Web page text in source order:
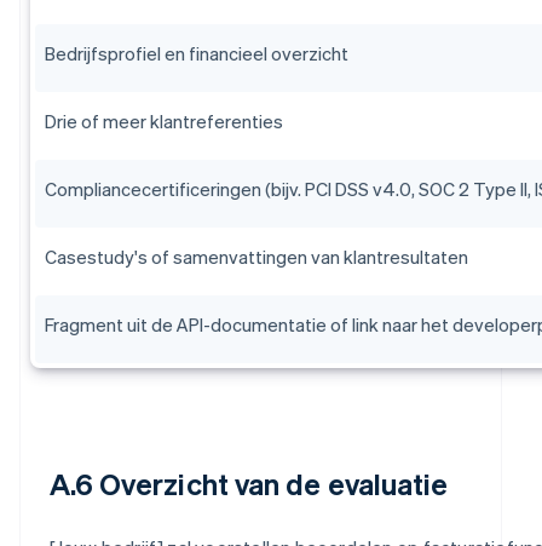
Bedrijfsprofiel en financieel overzicht
Drie of meer klantreferenties
Compliancecertificeringen (bijv. PCI DSS v4.0, SOC 2 Type II,
Casestudy's of samenvattingen van klantresultaten
Fragment uit de API-documentatie of link naar het
A.6 Overzicht van de evaluatie